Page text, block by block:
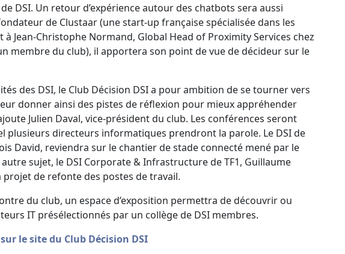
DSI. Un retour d’expérience autour des chatbots sera aussi
de Clustaar (une start-up française spécialisée dans les
à Jean-Christophe Normand, Global Head of Proximity Services chez
membre du club), il apportera son point de vue de décideur sur le
des DSI, le Club Décision DSI a pour ambition de se tourner vers
donner ainsi des pistes de réflexion pour mieux appréhender
Julien Daval, vice-président du club. Les conférences seront
plusieurs directeurs informatiques prendront la parole. Le DSI de
David, reviendra sur le chantier de stade connecté mené par le
sujet, le DSI Corporate & Infrastructure de TF1, Guillaume
projet de refonte des postes de travail.
du club, un espace d’exposition permettra de découvrir ou
IT présélectionnés par un collège de DSI membres.
le site du Club Décision DSI